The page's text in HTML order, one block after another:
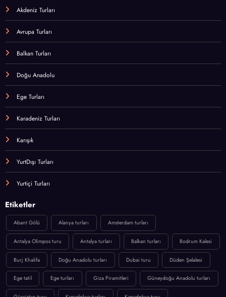
Akdeniz Turları
Avrupa Turları
Balkan Turları
Doğu Anadolu
Ege Turları
Karadeniz Turları
Karışık
YurtDışı Turları
Yurtiçi Turları
Etiketler
Abant Gölü Alanya turları Amsterdam turları
Antalya Olimpos turu Antalya turları Balkan turları Bodrum Kalesi
Burj Khalifa Doğu Anadolu turları Dubai turu Düden Şelalesi
Ege tatil Ege turları Giza Piramitleri Güneydoğu Anadolu turları